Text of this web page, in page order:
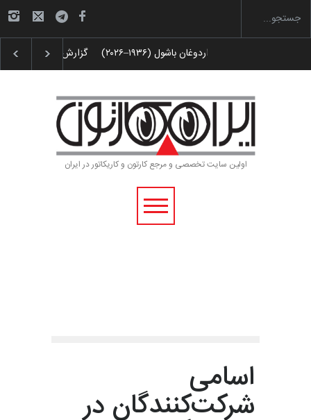
به یاد اردوغان باشول (۱۹۳۶–۲۰۲۶)
اولین سایت تخصصی و مرجع کارتون و کاریکاتور در ایران
اسامی
شرکت‌کنندگان در